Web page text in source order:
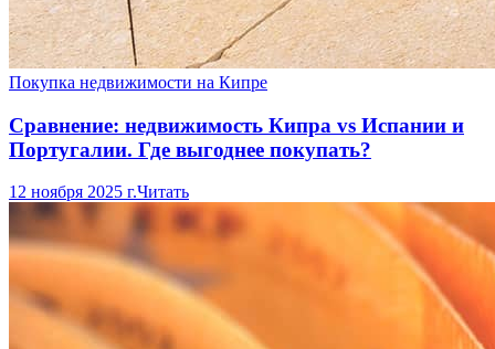
Покупка недвижимости на Кипре
Сравнение: недвижимость Кипра vs Испании и
Португалии. Где выгоднее покупать?
12 ноября 2025 г.Читать